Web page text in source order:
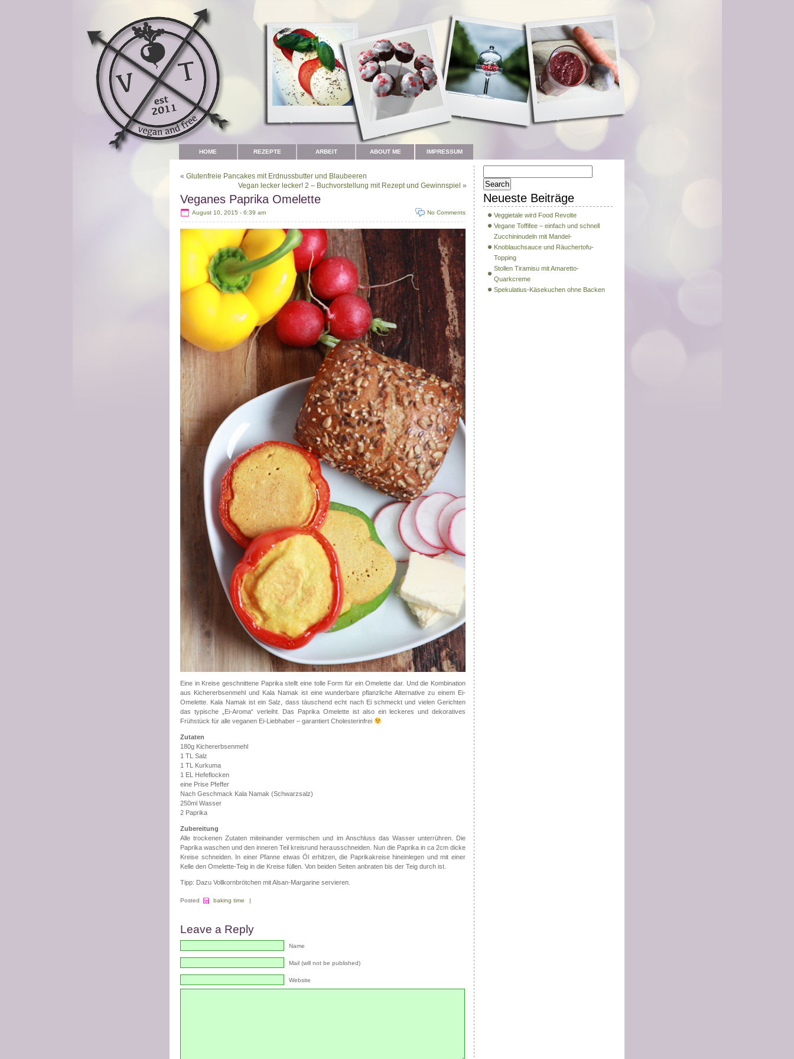
HOME REZEPTE ARBEIT ABOUT ME IMPRESSUM
« Glutenfreie Pancakes mit Erdnussbutter und Blaubeeren
Vegan lecker lecker! 2 – Buchvorstellung mit Rezept und Gewinnspiel »
Veganes Paprika Omelette
August 10, 2015 - 6:39 am No Comments
Eine in Kreise geschnittene Paprika stellt eine tolle Form für ein Omelette dar. Und die Kombination
aus Kichererbsenmehl und Kala Namak ist eine wunderbare pflanzliche Alternative zu einem Ei-
Omelette. Kala Namak ist ein Salz, dass täuschend echt nach Ei schmeckt und vielen Gerichten
das typische „Ei-Aroma“ verleiht. Das Paprika Omelette ist also ein leckeres und dekoratives
Frühstück für alle veganen Ei-Liebhaber – garantiert Cholesterinfrei
Zutaten
180g Kichererbsenmehl
1 TL Salz
1 TL Kurkuma
1 EL Hefeflocken
eine Prise Pfeffer
Nach Geschmack Kala Namak (Schwarzsalz)
250ml Wasser
2 Paprika
Zubereitung
Alle trockenen Zutaten miteinander vermischen und im Anschluss das Wasser unterrühren. Die
Paprika waschen und den inneren Teil kreisrund herausschneiden. Nun die Paprika in ca 2cm dicke
Kreise schneiden. In einer Pfanne etwas Öl erhitzen, die Paprikakreise hineinlegen und mit einer
Kelle den Omelette-Teig in die Kreise füllen. Von beiden Seiten anbraten bis der Teig durch ist.
Tipp: Dazu Vollkornbrötchen mit Alsan-Margarine servieren.
Posted baking time |
Leave a Reply
Name
Mail (will not be published)
Website
Neueste Beiträge
Veggietale wird Food Revolte
Vegane Toffifee – einfach und schnell
Zucchininudeln mit Mandel-
Knoblauchsauce und Räuchertofu-
Topping
Stollen Tiramisu mit Amaretto-
Quarkcreme
Spekulatius-Käsekuchen ohne Backen